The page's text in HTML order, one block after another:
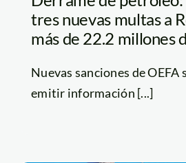
tres nuevas multas a
más de 22.2 millones
Nuevas sanciones de OEFA
emitir información [...]